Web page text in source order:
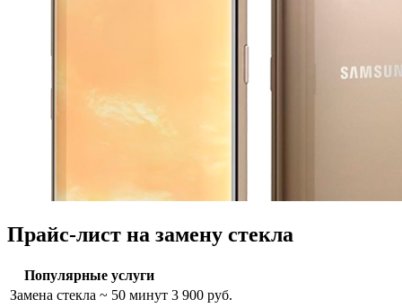
Прайс-лист на замену стекла
Популярные услуги
Замена стекла ~ 50 минут 3 900 руб.